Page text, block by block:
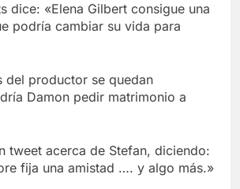
dice: «Elena Gilbert consigue una
podría cambiar su vida para
del productor se quedan
Damon pedir matrimonio a
tweet acerca de Stefan, diciendo:
fija una amistad …. y algo más.»